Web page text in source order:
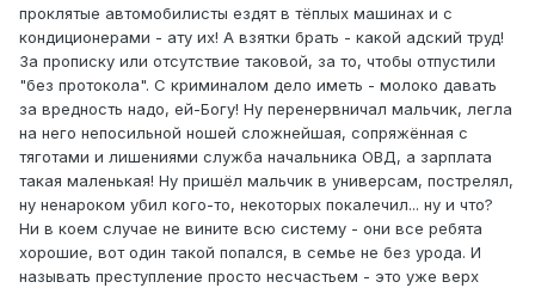
проклятые автомобилисты ездят в тёплых машинах и с
кондиционерами - ату их! А взятки брать - какой адский труд!
За прописку или отсутствие таковой, за то, чтобы отпустили
"без протокола". С криминалом дело иметь - молоко давать
за вредность надо, ей-Богу! Ну перенервничал мальчик, легла
на него непосильной ношей сложнейшая, сопряжённая с
тяготами и лишениями служба начальника ОВД, а зарплата
такая маленькая! Ну пришёл мальчик в универсам, пострелял,
ну ненароком убил кого-то, некоторых покалечил... ну и что?
Ни в коем случае не вините всю систему - они все ребята
хорошие, вот один такой попался, в семье не без урода. И
называть преступление просто несчастьем - это уже верх